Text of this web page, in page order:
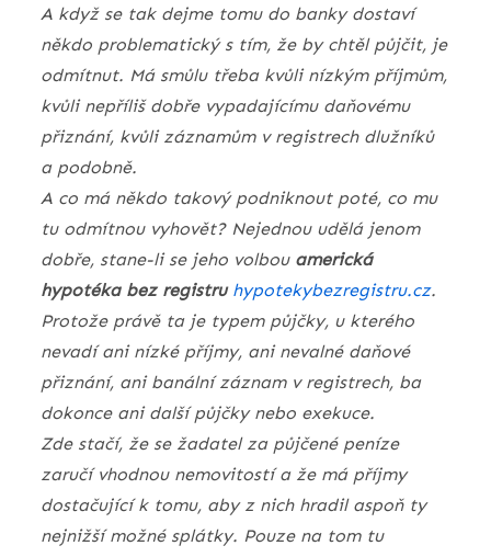
A když se tak dejme tomu do banky dostaví
někdo problematický s tím, že by chtěl půjčit, je
odmítnut. Má smůlu třeba kvůli nízkým příjmům,
kvůli nepříliš dobře vypadajícímu daňovému
přiznání, kvůli záznamům v registrech dlužníků
a podobně.
A co má někdo takový podniknout poté, co mu
tu odmítnou vyhovět? Nejednou udělá jenom
dobře, stane-li se jeho volbou americká
hypotéka bez registru hypotekybezregistru.cz.
Protože právě ta je typem půjčky, u kterého
nevadí ani nízké příjmy, ani nevalné daňové
přiznání, ani banální záznam v registrech, ba
dokonce ani další půjčky nebo exekuce.
Zde stačí, že se žadatel za půjčené peníze
zaručí vhodnou nemovitostí a že má příjmy
dostačující k tomu, aby z nich hradil aspoň ty
nejnižší možné splátky. Pouze na tom tu